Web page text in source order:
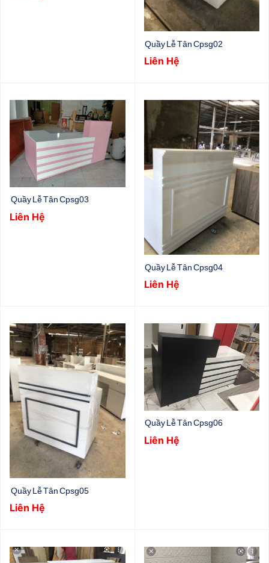
Quầy Lễ Tân Cpsg02
Liên Hệ
Quầy Lễ Tân Cpsg03
Liên Hệ
Quầy Lễ Tân Cpsg04
Liên Hệ
Quầy Lễ Tân Cpsg05
Liên Hệ
Quầy Lễ Tân Cpsg06
Liên Hệ